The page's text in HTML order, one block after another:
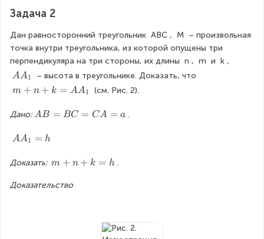
{
2
}
A
B
\
c
d
t
+
r
c
_
b
Задача 2
Дан равносторонний треугольник ABC , M – произвольная
точка внутри треугольника, из которой опущены три
перпендикуляра на три стороны, их длины n , m и k ,
A
A
1
AA1 – высота в треугольнике. Доказать, что
m
n
k
A
_
m + n + k = AA1 (см. Рис. 2).
Дано: A
=
C
C
AB = BC = CA = a .
A
_
=
AA1 = h
Доказать: m
n
m + n + k = h .
Доказательство